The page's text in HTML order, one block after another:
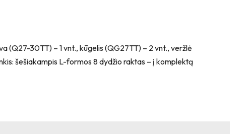
(Q27-30TT) – 1 vnt., kūgelis (QG27TT) – 2 vnt., veržlė
šešiakampis L-formos 8 dydžio raktas – į komplektą